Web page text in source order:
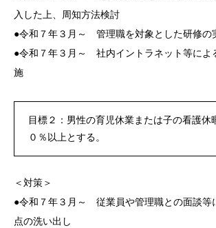
入した上、周知方法検討
●令和７年３月～ 管理職を対象とした研修の
●令和７年３月～ 社内イントラネット等によ
施
目標２：男性の育児休業または子の看護休
０％以上とする。
＜対策＞
●令和７年３月～ 従業員や管理職との面談等
点の洗い出し